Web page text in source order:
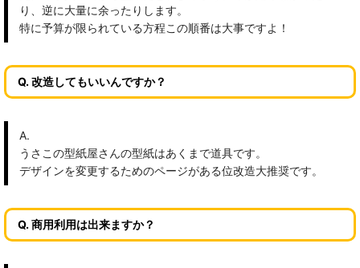
り、逆に大量に余ったりします。
特に予算が限られている方程この順番は大事ですよ！
Q. 改造してもいいんですか？
A.
うさこの型紙屋さんの型紙はあくまで道具です。
デザインを変更するためのページがある位改造大推奨です。
Q. 商用利用は出来ますか？